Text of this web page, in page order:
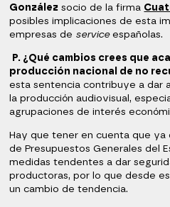
González socio de la firma
posibles implicaciones de esta
empresas de serviceespañolas.
P. ¿Qué cambios crees que
producción nacional de no
esta sentencia contribuye a dar
la producción audiovisual,
agrupaciones de interés
Hay que tener en cuenta que ya
de Presupuestos Generales del
medidas tendentes a dar
productoras, por lo que desde
un cambio de tendencia.